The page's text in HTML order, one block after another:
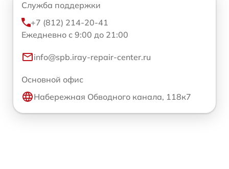
Служба поддержки
+7 (812) 214-20-41
Ежедневно с 9:00 до 21:00
info@spb.iray-repair-center.ru
Основной офис
Набережная Обводного канала, 118к7